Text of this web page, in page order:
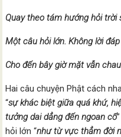
Quay theo tám hướng hỏi trời
Một câu hỏi lớn. Không lời đáp
Cho đến bây giờ mặt vẫn chau
Hai câu chuyện Phật cách
“sự khác biệt giữa quá khứ,
tưởng dai dẳng đến ngoan cố
hỏi lớn “nhưtừ vực thẳm đời